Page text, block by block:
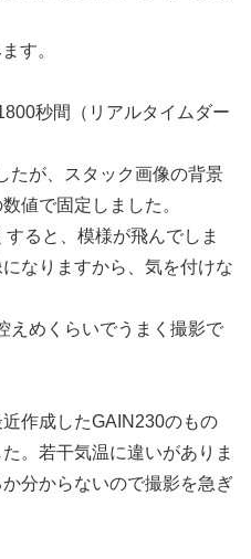
す。
秒間（リアルタイムダー
たが、スタック画像の背景
値で固定しました。
ると、模様が飛んでしま
なりますから、気を付けな
えめくらいでうまく撮影で
作成したGAIN230のもの
。若干気温に違いがありま
分からないので撮影を急ぎ